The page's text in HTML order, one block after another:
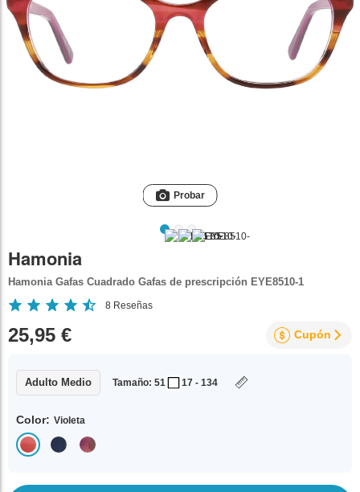
Probar
Hamonia
Hamonia Gafas Cuadrado Gafas de prescripción EYE8510-1
8 Reseñas
25,95 € Cupón
Adulto Medio Tamaño: 51 17 - 134
Color: Violeta